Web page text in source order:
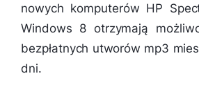
nowych komputerów HP
Windows 8 otrzymają
bezpłatnych utworów mp3
dni.